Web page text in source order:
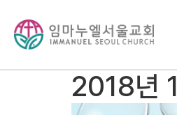
2018년